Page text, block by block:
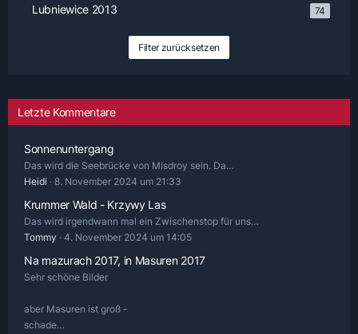
Lubniewice 2013 74
Filter zurücksetzen
Letzte Kommentare
Sonnenuntergang
Das wird die Seebrücke von Misdroy sein. Da…
Heidi
8. November 2024 um 21:33
Krummer Wald - Krzywy Las
Das wird irgendwann mal ein Zwischenstop für uns…
Tommy
4. November 2024 um 14:05
Na mazurach 2017, in Masuren 2017
Sehr schöne Bilder
aber Masuren ist groß -
schade…